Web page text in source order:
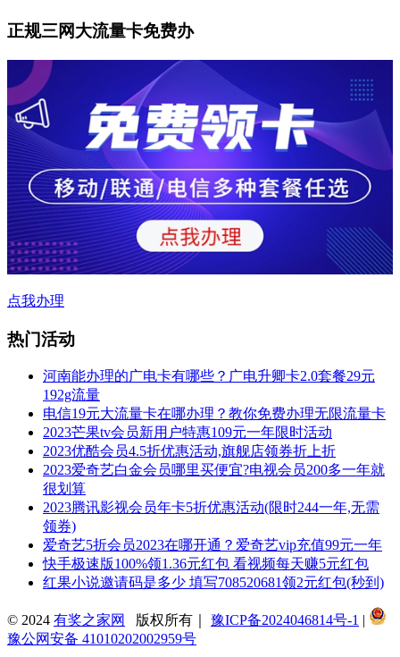
正规三网大流量卡免费办
点我办理
热门活动
河南能办理的广电卡有哪些？广电升卿卡2.0套餐29元
192g流量
电信19元大流量卡在哪办理？教你免费办理无限流量卡
2023芒果tv会员新用户特惠109元一年限时活动
2023优酷会员4.5折优惠活动,旗舰店领券折上折
2023爱奇艺白金会员哪里买便宜?电视会员200多一年就
很划算
2023腾讯影视会员年卡5折优惠活动(限时244一年,无需
领券)
爱奇艺5折会员2023在哪开通？爱奇艺vip充值99元一年
快手极速版100%领1.36元红包 看视频每天赚5元红包
红果小说邀请码是多少 填写708520681领2元红包(秒到)
© 2024 有奖之家网 版权所有｜ 豫ICP备2024046814号-1 |
豫公网安备 41010202002959号